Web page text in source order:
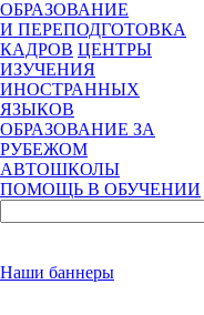
ОБРАЗОВАНИЕ
И ПЕРЕПОДГОТОВКА
КАДРОВ ЦЕНТРЫ
ИЗУЧЕНИЯ
ИНОСТРАННЫХ
ЯЗЫКОВ
ОБРАЗОВАНИЕ ЗА
РУБЕЖОМ
АВТОШКОЛЫ
ПОМОЩЬ В ОБУЧЕНИИ
Наши баннеры